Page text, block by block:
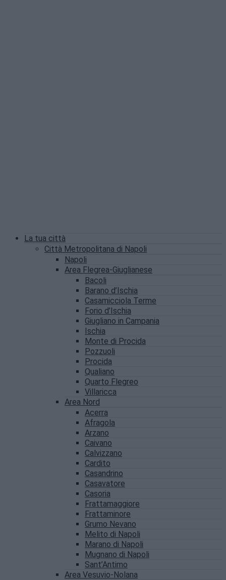
La tua città
Città Metropolitana di Napoli
Napoli
Area Flegrea-Giuglianese
Bacoli
Barano d’Ischia
Casamicciola Terme
Forio d’Ischia
Giugliano in Campania
Ischia
Monte di Procida
Pozzuoli
Procida
Qualiano
Quarto Flegreo
Villaricca
Area Nord
Acerra
Afragola
Arzano
Caivano
Calvizzano
Cardito
Casandrino
Casavatore
Casoria
Frattamaggiore
Frattaminore
Grumo Nevano
Melito di Napoli
Marano di Napoli
Mugnano di Napoli
Sant’Antimo
Area Vesuvio-Nolana